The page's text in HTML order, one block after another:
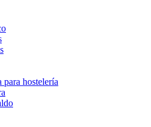
para hostelería